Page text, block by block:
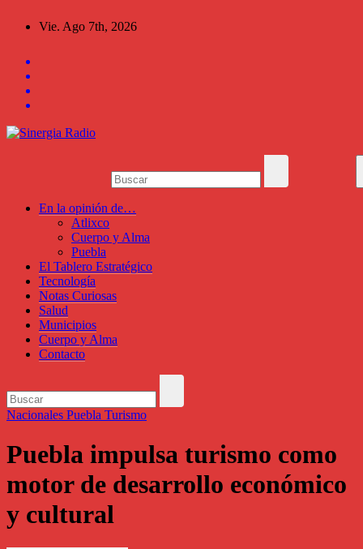
Vie. Ago 7th, 2026
En la opinión de…
Atlixco
Cuerpo y Alma
Puebla
El Tablero Estratégico
Tecnología
Notas Curiosas
Salud
Municipios
Cuerpo y Alma
Contacto
Nacionales Puebla Turismo
Puebla impulsa turismo como
motor de desarrollo económico
y cultural